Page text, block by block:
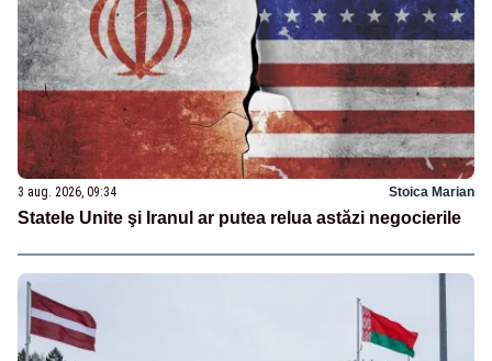
3 aug. 2026, 09:34 Stoica Marian
Statele Unite şi Iranul ar putea relua astăzi negocierile